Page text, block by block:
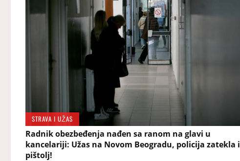
STRAVA I UŽAS
Radnik obezbeđenja nađen sa ranom na glavi u
kancelariji: Užas na Novom Beogradu, policija zatekla i
pištolj!